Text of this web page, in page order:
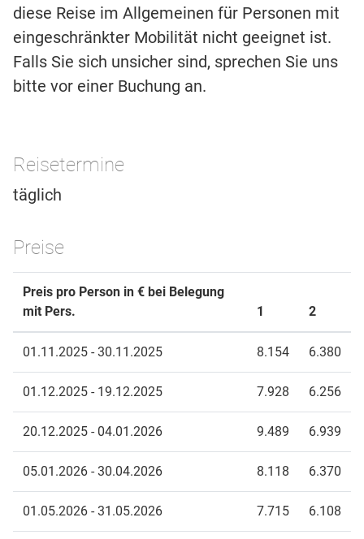
diese Reise im Allgemeinen für Personen mit
eingeschränkter Mobilität nicht geeignet ist.
Falls Sie sich unsicher sind, sprechen Sie uns
bitte vor einer Buchung an.
Reisetermine
täglich
Preise
Preis pro Person in € bei Belegung
mit Pers.
1 2
01.11.2025 - 30.11.2025 8.154 6.380
01.12.2025 - 19.12.2025 7.928 6.256
20.12.2025 - 04.01.2026 9.489 6.939
05.01.2026 - 30.04.2026 8.118 6.370
01.05.2026 - 31.05.2026 7.715 6.108